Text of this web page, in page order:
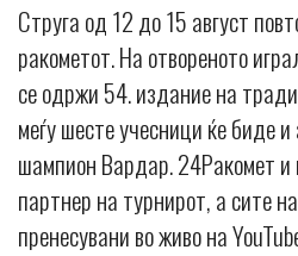
Струга од 12 до 15 август
ракометот. На отвореното
се одржи 54. издание на
меѓу шесте учесници ќе биде
шампион Вардар. 24Ракомет и
партнер на турнирот, а сите
пренесувани во живо на